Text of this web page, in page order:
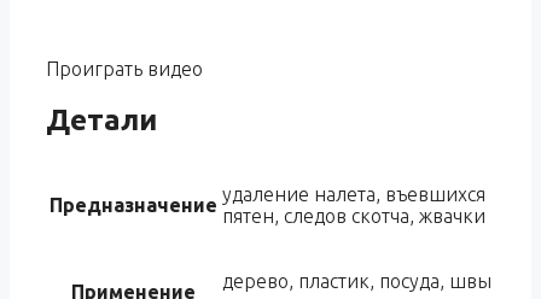
Проиграть видео
Детали
Предназначение удаление налета, въевшихся
пятен, следов скотча, жвачки
Применение
дерево, пластик, посуда, швы